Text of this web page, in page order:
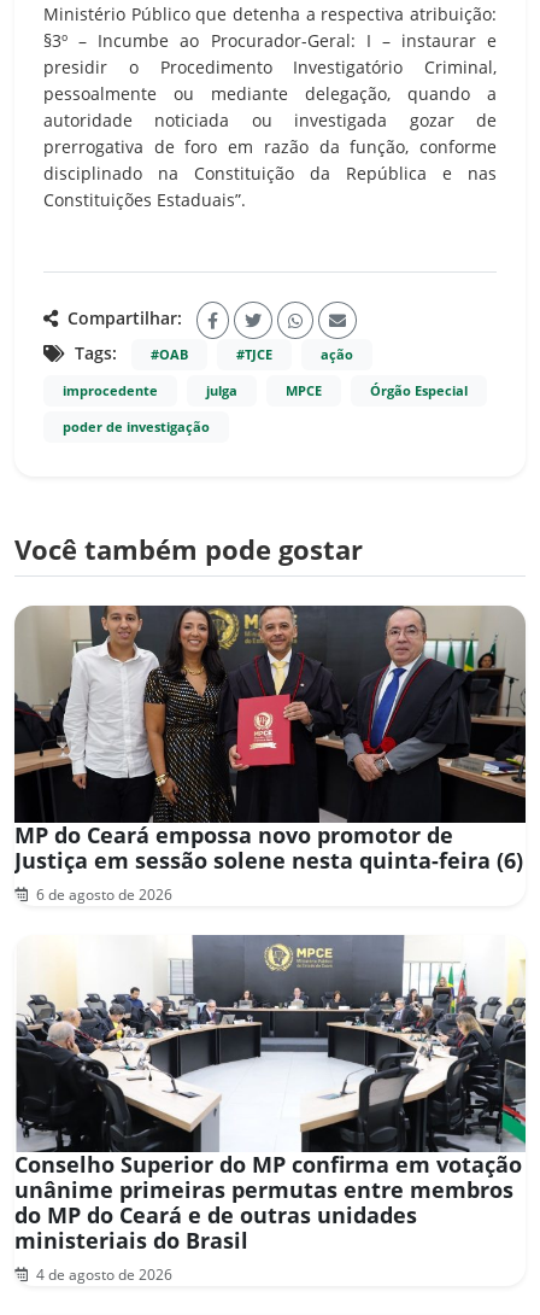
Ministério Público que detenha a respectiva atribuição:
§3º – Incumbe ao Procurador-Geral: I – instaurar e
presidir o Procedimento Investigatório Criminal,
pessoalmente ou mediante delegação, quando a
autoridade noticiada ou investigada gozar de
prerrogativa de foro em razão da função, conforme
disciplinado na Constituição da República e nas
Constituições Estaduais”.
Compartilhar:
Tags:
#OAB #TJCE ação
improcedente julga MPCE Órgão Especial
poder de investigação
Você também pode gostar
MP do Ceará empossa novo promotor de
Justiça em sessão solene nesta quinta-feira (6)
6 de agosto de 2026
Conselho Superior do MP confirma em votação
unânime primeiras permutas entre membros
do MP do Ceará e de outras unidades
ministeriais do Brasil
4 de agosto de 2026